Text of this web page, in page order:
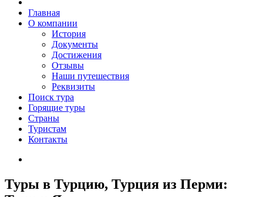
Главная
О компании
История
Документы
Достижения
Отзывы
Наши путешествия
Реквизиты
Поиск тура
Горящие туры
Страны
Туристам
Контакты
Туры в Турцию, Турция из Перми: